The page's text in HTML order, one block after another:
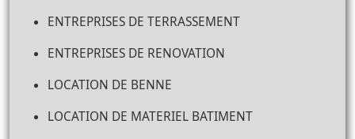
ENTREPRISES DE TERRASSEMENT
ENTREPRISES DE RENOVATION
LOCATION DE BENNE
LOCATION DE MATERIEL BATIMENT